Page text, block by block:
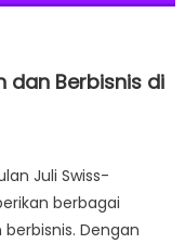
dan Berbisnis di
Juli Swiss-
berbagai
Dengan